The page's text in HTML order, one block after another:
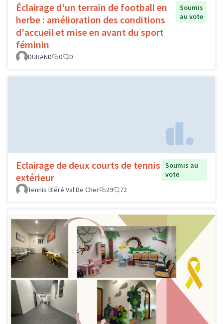
Éclairage d'un terrain de football en
herbe : amélioration des conditions
d'accueil et mise en avant du sport
féminin
Soumis
au vote
DURAND 0 0
Eclairage de deux courts de tennis
extérieur
Soumis au
vote
Tennis Bléré Val De Cher
29 72